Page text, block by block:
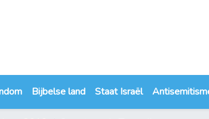
Bijbelse land Staat Israël